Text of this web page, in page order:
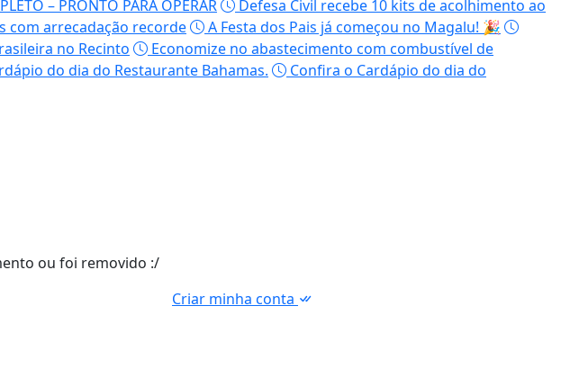
– PRONTO PARA OPERAR
Defesa Civil recebe 10 kits de acolhimento ao
com arrecadação recorde
A Festa dos Pais já começou no Magalu! 🎉
no Recinto
Economize no abastecimento com combustível de
do dia do Restaurante Bahamas.
Confira o Cardápio do dia do
ou foi removido :/
Criar minha conta